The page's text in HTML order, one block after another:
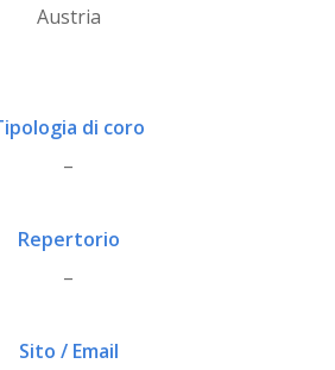
Austria
di coro
Repertorio
Sito / Email